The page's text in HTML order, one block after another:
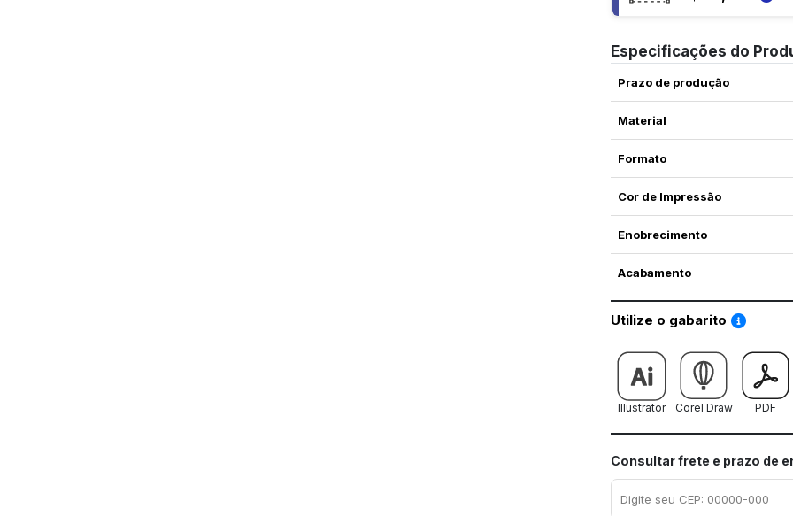
Especificações do
Prazo de produção
Material
Formato
Cor de Impressão
Enobrecimento
Acabamento
Utilize o gabarito Saiba
Illustrator Corel Draw PDF
Consultar frete e prazo de